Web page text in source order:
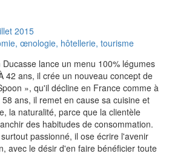
llet 2015
œnologie, hôtellerie, tourisme
lance un menu 100% légumes
42 ans, il crée un nouveau concept de
», qu'il décline en France comme à
58 ans, il remet en cause sa cuisine et
la naturalité, parce que la clientèle
des habitudes de consommation.
passionné, il ose écrire l'avenir
avec le désir d'en faire bénéficier toute